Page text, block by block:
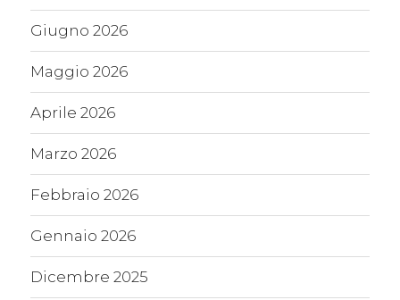
Giugno 2026
Maggio 2026
Aprile 2026
Marzo 2026
Febbraio 2026
Gennaio 2026
Dicembre 2025